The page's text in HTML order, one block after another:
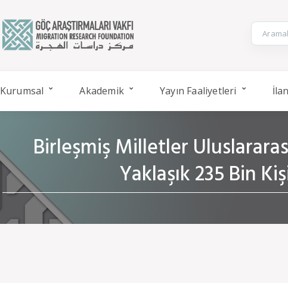
Kurumsal Akademik Yayın Faaliyetleri
Birleşmiş Milletler
Yaklaşık 235 Bin